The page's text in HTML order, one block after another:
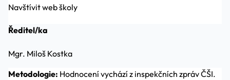
Navštívit web školy
Ředitel/ka
Mgr. Miloš Kostka
Metodologie: Hodnocení vychází z inspekčních zpráv ČŠI.